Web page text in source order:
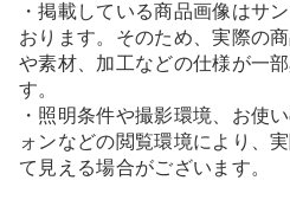
・掲載している商品画像はサ
おります。そのため、実際の
や素材、加工などの仕様が一
す。
・照明条件や撮影環境、お使
ォンなどの閲覧環境により、
て見える場合がございます。